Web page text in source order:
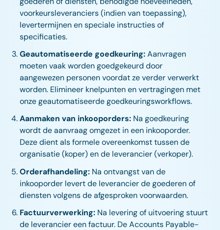
voorkeursleveranciers (indien van toepassing),
levertermijnen en speciale instructies of
specificaties.
Geautomatiseerde goedkeuring:Aanvragen
moeten vaak worden goedgekeurd door
aangewezen personen voordat ze verder verwerkt
worden. Elimineer knelpunten en vertragingen met
onze geautomatiseerde goedkeuringsworkflows.
Aanmaken van inkooporders: Na goedkeuring
wordt de aanvraag omgezet in een inkooporder.
Deze dient als formele overeenkomst tussen de
organisatie (koper) en de leverancier (verkoper).
Orderafhandeling: Na ontvangst van de
inkooporder levert de leverancier de goederen of
diensten volgens de afgesproken voorwaarden.
Factuurverwerking: Na levering of uitvoering stuurt
de leverancier een factuur. De Accounts Payable-